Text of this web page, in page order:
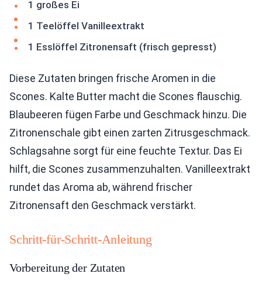
1 großes Ei
1 Teelöffel Vanilleextrakt
1 Esslöffel Zitronensaft (frisch gepresst)
Diese Zutaten bringen frische Aromen in die
Scones. Kalte Butter macht die Scones flauschig.
Blaubeeren fügen Farbe und Geschmack hinzu. Die
Zitronenschale gibt einen zarten Zitrusgeschmack.
Schlagsahne sorgt für eine feuchte Textur. Das Ei
hilft, die Scones zusammenzuhalten. Vanilleextrakt
rundet das Aroma ab, während frischer
Zitronensaft den Geschmack verstärkt.
Schritt-für-Schritt-Anleitung
Vorbereitung der Zutaten